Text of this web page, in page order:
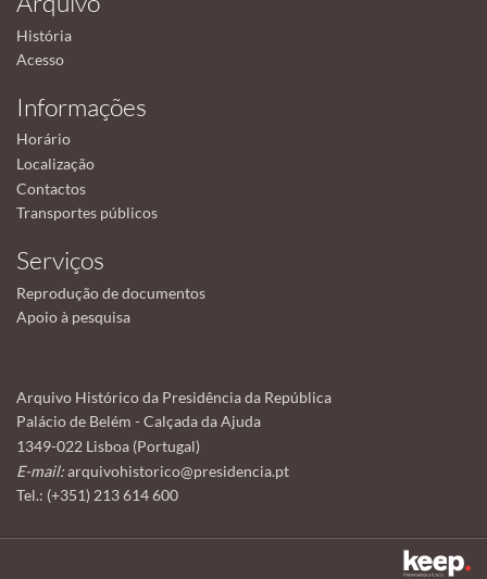
História
Acesso
Informações
Horário
Localização
Contactos
Transportes públicos
Serviços
Reprodução de documentos
Apoio à pesquisa
Arquivo Histórico da Presidência da República
Palácio de Belém - Calçada da Ajuda
1349-022 Lisboa (Portugal)
E-mail:arquivohistorico@presidencia.pt
Tel.: (+351) 213 614 600